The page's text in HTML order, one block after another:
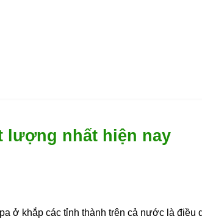
lượng nhất hiện nay
ở khắp các tỉnh thành trên cả nước là điều